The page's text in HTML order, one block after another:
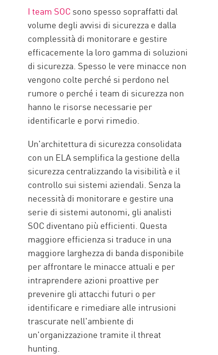
I team SOCsono spesso sopraffatti dal
volume degli avvisi di sicurezza e dalla
complessità di monitorare e gestire
efficacemente la loro gamma di soluzioni
di sicurezza. Spesso le vere minacce non
vengono colte perché si perdono nel
rumore o perché i team di sicurezza non
hanno le risorse necessarie per
identificarle e porvi rimedio.
Un'architettura di sicurezza consolidata
con un ELA semplifica la gestione della
sicurezza centralizzando la visibilità e il
controllo sui sistemi aziendali. Senza la
necessità di monitorare e gestire una
serie di sistemi autonomi, gli analisti
SOC diventano più efficienti. Questa
maggiore efficienza si traduce in una
maggiore larghezza di banda disponibile
per affrontare le minacce attuali e per
intraprendere azioni proattive per
prevenire gli attacchi futuri o per
identificare e rimediare alle intrusioni
trascurate nell'ambiente di
un'organizzazione tramite il threat
hunting.